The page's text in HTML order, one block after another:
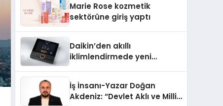
Aldı
Marie Rose kozmetik
sektörüne giriş yaptı
Daikin’den akıllı
iklimlendirmede yeni
İş İnsanı-Yazar Doğan
Akdeniz: “Devlet Aklı ve Milli